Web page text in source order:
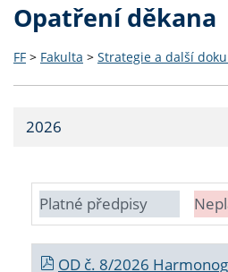
Opatření děkana
FF > Fakulta > Strategie a další
2026
Platné předpisy
OD č. 8/2026